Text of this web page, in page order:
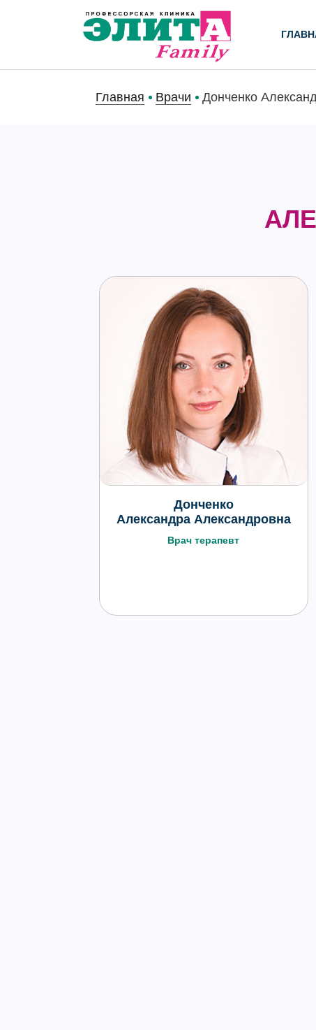
Главная Врачи Донченко
Донченко
Александра Александровна
Врач терапевт